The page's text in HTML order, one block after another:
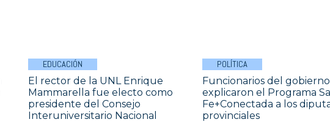
EDUCACIÓN
El rector de la UNL Enrique
Mammarella fue electo como
presidente del Consejo
Interuniversitario Nacional
POLÍTICA
Funcionarios del gobierno
explicaron el Programa
Fe+Conectada a los
provinciales